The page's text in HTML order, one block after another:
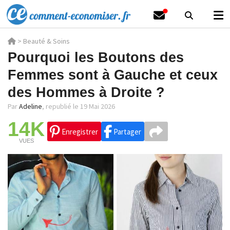
> Beauté & Soins
Pourquoi les Boutons des
Femmes sont à Gauche et ceux
des Hommes à Droite ?
ParAdeline, republié le 19 Mai 2026
14K
VUES
Enregistrer Partager